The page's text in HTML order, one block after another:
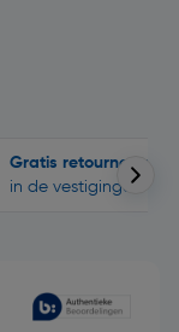
Gratis retourneren
in de vestigingen